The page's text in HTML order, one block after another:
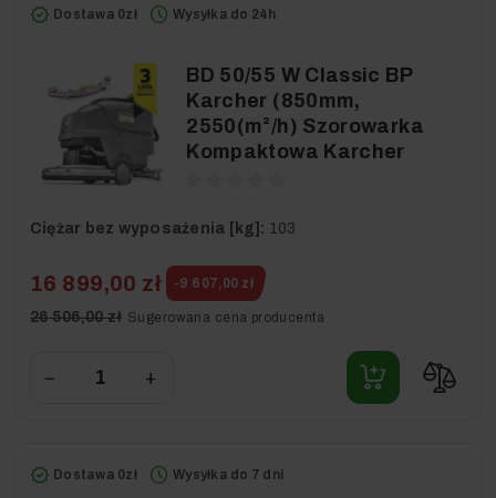
Dostawa 0zł Wysyłka do 24h
BD 50/55 W Classic BP
Karcher (850mm,
2550(m²/h) Szorowarka
Kompaktowa Karcher
Ciężar bez wyposażenia [kg]: 103
16 899,00 zł -9 607,00 zł
26 506,00 zł Sugerowana cena producenta
− +
Dostawa 0zł Wysyłka do 7 dni